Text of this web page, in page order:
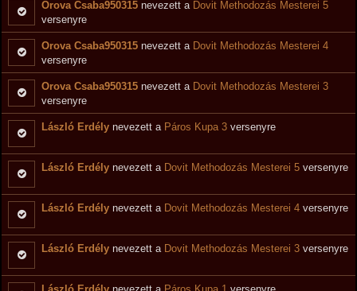
Orova Csaba950315 nevezett a Dovit Methodozás Mesterei 5
versenyre
Orova Csaba950315 nevezett a Dovit Methodozás Mesterei 4
versenyre
Orova Csaba950315 nevezett a Dovit Methodozás Mesterei 3
versenyre
László Erdély nevezett a Páros Kupa 3 versenyre
László Erdély nevezett a Dovit Methodozás Mesterei 5 versenyre
László Erdély nevezett a Dovit Methodozás Mesterei 4 versenyre
László Erdély nevezett a Dovit Methodozás Mesterei 3 versenyre